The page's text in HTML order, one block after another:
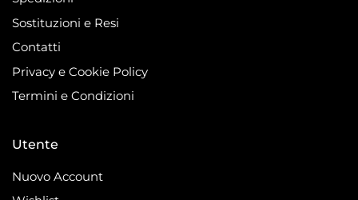
Sostituzioni e Resi
Contatti
Privacy e Cookie Policy
Termini e Condizioni
Utente
Nuovo Account